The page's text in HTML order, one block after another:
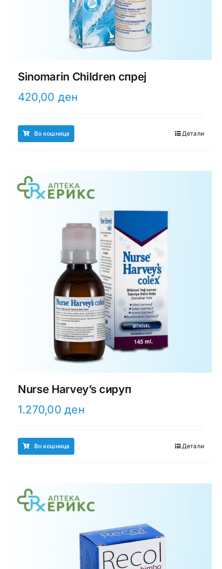
Sinomarin Children спреј
420,00 ден
Во кошница Детали
Nurse Harvey’s сируп
1.270,00ден
Во кошница Детали